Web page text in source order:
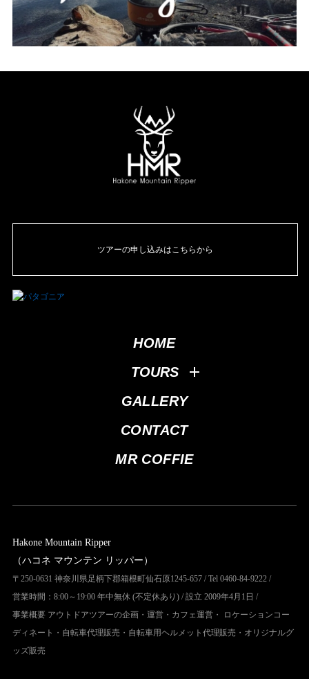
ツアーの申し込みはこちらから
HOME
TOURS
GALLERY
CONTACT
MR COFFIE
Hakone Mountain Ripper
（ハコネ マウンテン リッパー）
〒250-0631 神奈川県足柄下郡箱根町仙石原1245-657 / Tel 0460-84-9222 /
営業時間：8:00～19:00 年中無休 (不定休あり) / 設立 2009年4月1日 /
事業概要 アウトドアツアーの企画・運営・カフェ運営・ ロケーションコー
ディネート・自転車代理販売・自転車用ヘルメット代理販売・オリジナルグ
ッズ販売